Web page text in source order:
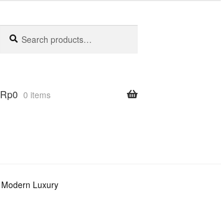
for:
Rp0 0 items
Luxury